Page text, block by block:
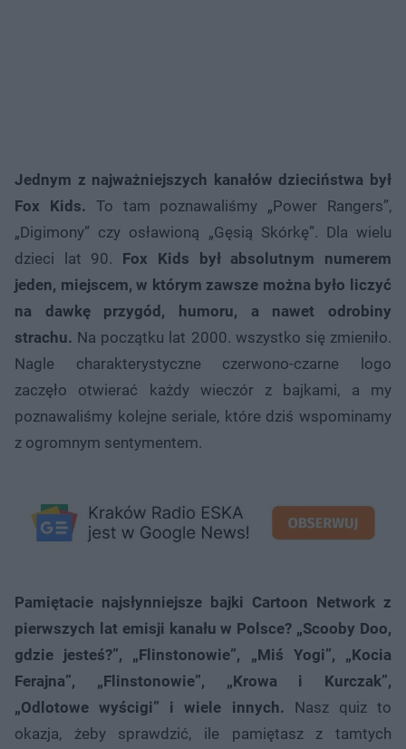
Jednym z najważniejszych kanałów dzieciństwa był
Fox Kids. To tam poznawaliśmy „Power Rangers”,
„Digimony” czy osławioną „Gęsią Skórkę”. Dla wielu
dzieci lat 90. Fox Kids był absolutnym numerem
jeden, miejscem, w którym zawsze można było liczyć
na dawkę przygód, humoru, a nawet odrobiny
strachu. Na początku lat 2000. wszystko się zmieniło.
Nagle charakterystyczne czerwono-czarne logo
zaczęło otwierać każdy wieczór z bajkami, a my
poznawaliśmy kolejne seriale, które dziś wspominamy
z ogromnym sentymentem.
Pamiętacie najsłynniejsze bajki Cartoon Network z
pierwszych lat emisji kanału w Polsce? „Scooby Doo,
gdzie jesteś?”, „Flinstonowie”, „Miś Yogi”, „Kocia
Ferajna”, „Flinstonowie”, „Krowa i Kurczak”,
„Odlotowe wyścigi” i wiele innych. Nasz quiz to
okazja, żeby sprawdzić, ile pamiętasz z tamtych